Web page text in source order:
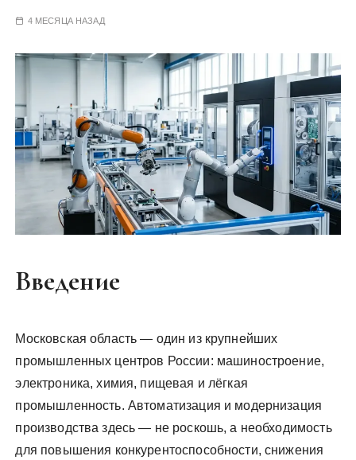
4 МЕСЯЦА НАЗАД
Введение
Московская область — один из крупнейших
промышленных центров России: машиностроение,
электроника, химия, пищевая и лёгкая
промышленность. Автоматизация и модернизация
производства здесь — не роскошь, а необходимость
для повышения конкурентоспособности, снижения